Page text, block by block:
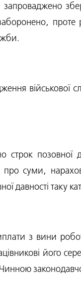
запроваджено
проте
військової
строк
про суми,
давності таку
з вини
його
Чинною